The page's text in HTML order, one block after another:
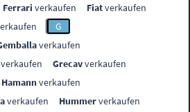
Ferrari verkaufen Fiatverkaufen
G
verkaufen
verkaufen Grecavverkaufen
Hamannverkaufen
verkaufen Hummerverkaufen